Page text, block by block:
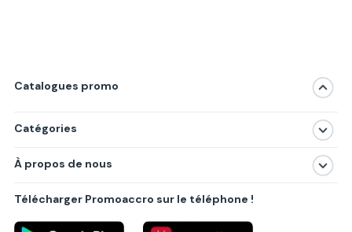
Catalogues promo
Catégories
Produits
Villes principales
À propos de nous
Politique de confidentialité
Règlements
Télécharger Promoaccro sur le téléphone !